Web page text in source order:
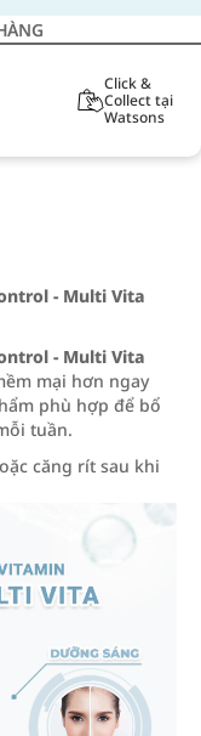
Click &
Collect tại
Watsons
- Multi Vita
- Multi Vita
mại hơn ngay
phù hợp để bổ
tuần.
căng rít sau khi